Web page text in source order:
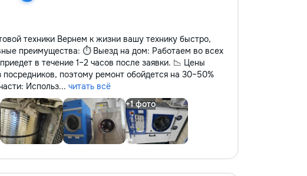
техники Вернем к жизни вашу технику быстро,
преимущества: ⏱️ Выезд на дом: Работаем во всех
в течение 1–2 часов после заявки. 📉 Цены
поэтому ремонт обойдется на 30–50%
Использ... читать всё